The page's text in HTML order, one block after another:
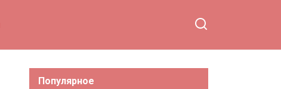
Популярное